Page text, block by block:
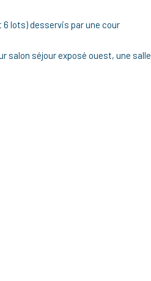
lots) desservis par une cour
salon séjour exposé ouest, une salle